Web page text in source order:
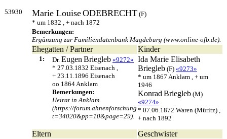
53930 Marie LouiseODEBRECHT (F)
* um 1832 , + nach 1872
Bemerkungen:
Ergänzung zur Familiendatenbank Magdeburg (www.online-ofb.de).
Ehegatten / Partner Kinder
1: Dr. Eugen Briegleb «9272»
* 27.03.1832 Eisenach ,
+ 23.11.1896 Eisenach
oo 1864 Anklam
Bemerkungen:
Heirat in Anklam
(https://forum.ahnenforschung.net/printthread.php?
t=34020&pp=10&page=29).
Ida Marie Elisabeth
Briegleb (F) «9273»
* um 1867 Anklam , + um
1946
Konrad Briegleb (M)
«9274»
* 07.06.1872 Waren (Müritz) ,
+ nach 1892
Eltern Geschwister